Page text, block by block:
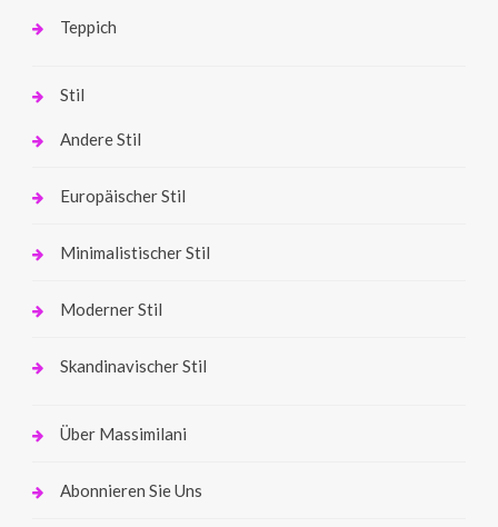
Teppich
Stil
Andere Stil
Europäischer Stil
Minimalistischer Stil
Moderner Stil
Skandinavischer Stil
Über Massimilani
Abonnieren Sie Uns